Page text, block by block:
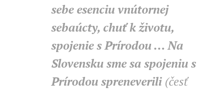
sebe esenciu vnútornej
sebaúcty, chuť k životu,
spojenie s Prírodou ... Na
Slovensku sme sa spojeniu s
Prírodou spreneverili (česť